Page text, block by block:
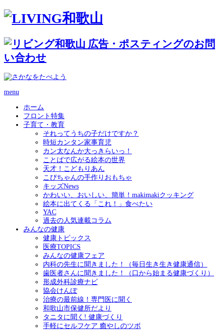
menu
ホーム
フロント特集
子育て・教育
それってうちの子だけですか？
時短カンタン家事育児
カン太なんか大っきらいっ！
ことばで広がる絵本の世界
天才！こどもりあん
こぴちゃんの手作りおもちゃ
キッズNews
かわいい、おいしい、簡単！makimakiクッキング
絵本に出てくる「これ！」食べたい
YAC
過去の人気連載コラム
みんなの健康
健康トピックス
医療TOPICS
みんなの健康フェア
内科の先生に聞きました！（毎日生き生き健康通信）
歯医者さんに聞きました！（口から始まる健康づくり）
形成外科診療ナビ
協会けんぽ
治療の最前線！専門医に聞く
和歌山市保健所だより
タニタに聞く! 健康づくり
手軽にセルフケア 癒やしのツボ